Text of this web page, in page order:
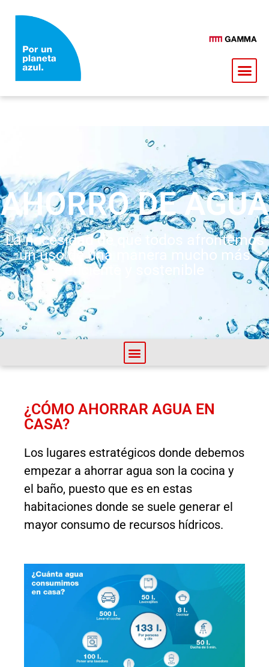
AHORRO DE AGUA
La necesidad de que todos afrontemos
un uso de una manera mucho más
eficiente y sostenible
¿CÓMO AHORRAR AGUA EN
CASA?
Los lugares estratégicos donde debemos
empezar a ahorrar agua son la cocina y
el baño, puesto que es en estas
habitaciones donde se suele generar el
mayor consumo de recursos hídricos.